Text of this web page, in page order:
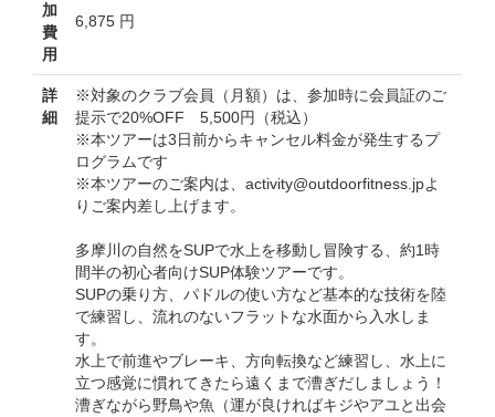
加
費
用
6,875 円
詳
細
※対象のクラブ会員（月額）は、参加時に会員証のご
提示で20%OFF 5,500円（税込）
※本ツアーは3日前からキャンセル料金が発生するプ
ログラムです
※本ツアーのご案内は、activity@outdoorfitness.jpよ
りご案内差し上げます。
多摩川の自然をSUPで水上を移動し冒険する、約1時
間半の初心者向けSUP体験ツアーです。
SUPの乗り方、パドルの使い方など基本的な技術を陸
で練習し、流れのないフラットな水面から入水しま
す。
水上で前進やブレーキ、方向転換など練習し、水上に
立つ感覚に慣れてきたら遠くまで漕ぎだしましょう！
漕ぎながら野鳥や魚（運が良ければキジやアユと出会